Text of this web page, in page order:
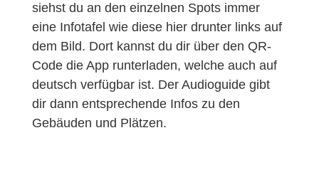
siehst du an den einzelnen Spots immer
eine Infotafel wie diese hier drunter links auf
dem Bild. Dort kannst du dir über den QR-
Code die App runterladen, welche auch auf
deutsch verfügbar ist. Der Audioguide gibt
dir dann entsprechende Infos zu den
Gebäuden und Plätzen.